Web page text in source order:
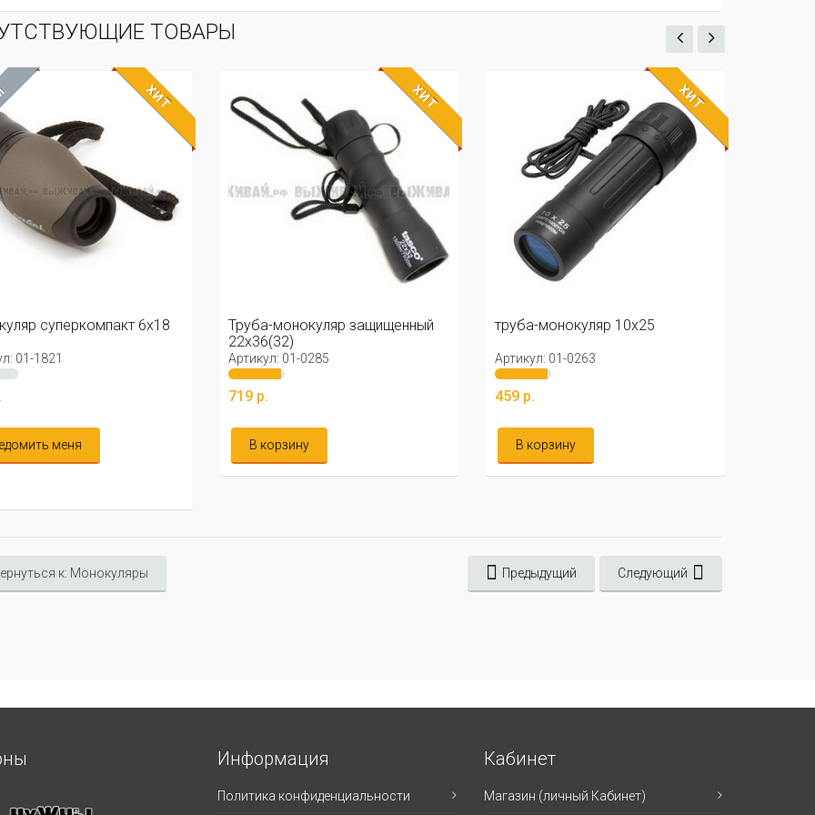
ТОВАРЫ
Труба-монокуляр защищенный
Артикул: 01-0285
В корзину
труба-монокуляр 10x25
Артикул: 01-0263
В корзину
труба-монокуляр 10x25G
Артикул: 01-0287
В корзину
к: Монокуляры Предыдущий Следующий
Информация
Политика конфиденциальности
Кабинет
Магазин (личный Кабинет)